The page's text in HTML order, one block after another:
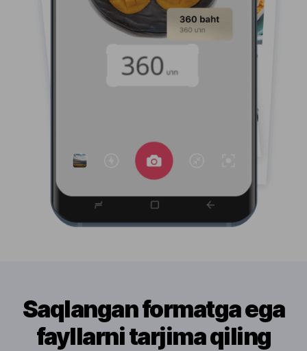
Saqlangan formatga ega
fayllarni tarjima qiling